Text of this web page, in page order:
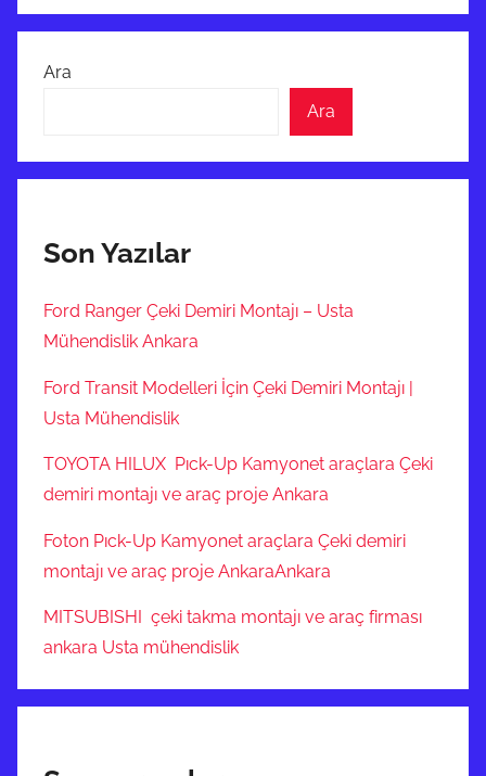
Ara
Ara
Son Yazılar
Ford Ranger Çeki Demiri Montajı – Usta
Mühendislik Ankara
Ford Transit Modelleri İçin Çeki Demiri Montajı |
Usta Mühendislik
TOYOTA HILUX Pıck-Up Kamyonet araçlara Çeki
demiri montajı ve araç proje Ankara
Foton Pıck-Up Kamyonet araçlara Çeki demiri
montajı ve araç proje AnkaraAnkara
MITSUBISHI çeki takma montajı ve araç firması
ankara Usta mühendislik